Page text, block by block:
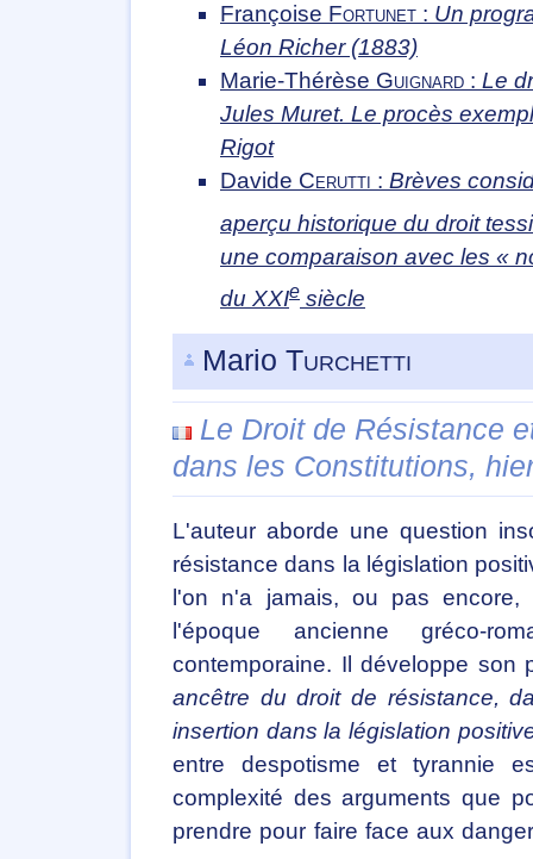
Françoise Fortunet : Un
Léon Richer (1883)
Marie-Thérèse Guignard : Le
Jules Muret. Le procès
Rigot
Davide Cerutti : Brèves
aperçu historique du droit
une comparaison avec les «
du XXIe siècle
Mario Turchetti
Le Droit de Résistance
dans les Constitutions,
L'auteur aborde une question
résistance dans la législation
l'on n'a jamais, ou pas
l'époque ancienne gréco-
contemporaine. Il développe son
ancêtre du droit de résistance,
insertion dans la législation
entre despotisme et tyrannie
complexité des arguments que
prendre pour faire face aux